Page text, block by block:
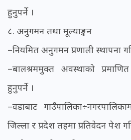
हुनुपर्ने ।
८. अनुगमन तथा मूल्याङ्कन
–नियमित अनुगमन प्रणाली स्थापना
–बालश्रममुक्त अवस्थाको
हुनुपर्ने ।
–वडाबाट
जिल्ला र प्रदेश तहमा प्रतिवेदन पेश